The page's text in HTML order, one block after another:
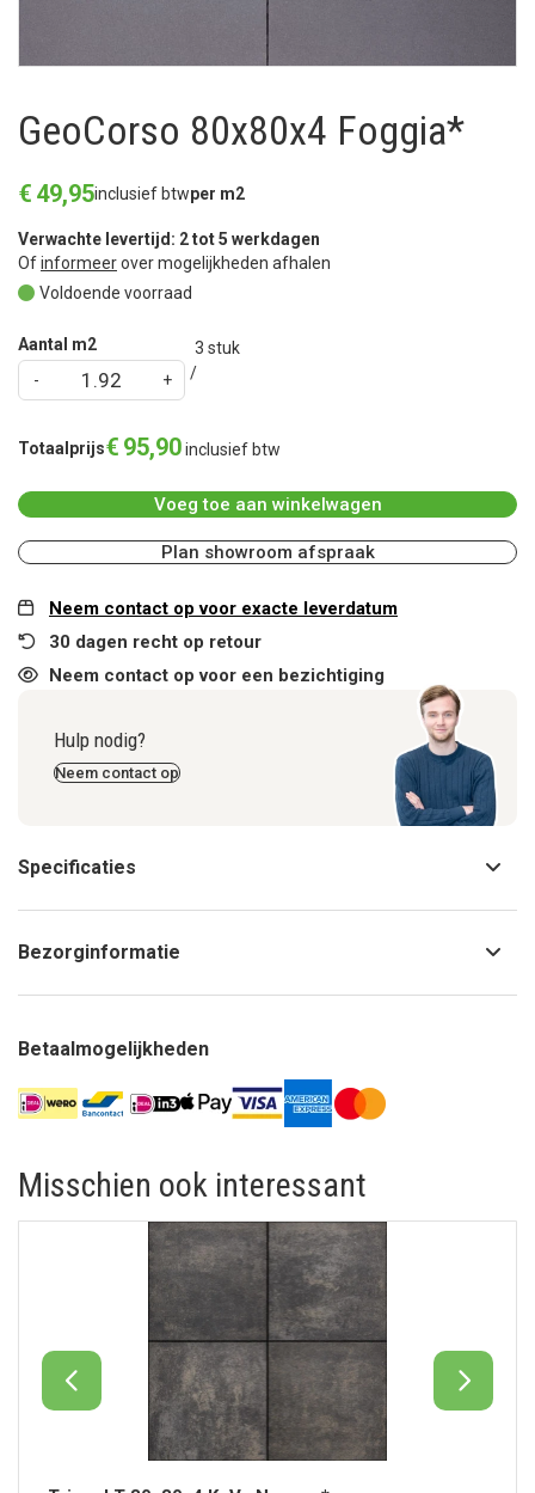
GeoCorso 80x80x4 Foggia*
€ 49,95inclusief btwper m2
Verwachte levertijd: 2 tot 5 werkdagen
Ofinformeerover mogelijkheden afhalen
Voldoende voorraad
Aantal m2 3 stuk
Totaalprijs€ 95,90inclusief btw
Voeg toe aan winkelwagen
Plan showroom afspraak
Neem contact op voor exacte leverdatum
30 dagen recht op retour
Neem contact op voor een bezichtiging
Hulp nodig?
Neem contact op
Specificaties
Bezorginformatie
Betaalmogelijkheden
Misschien ook interessant